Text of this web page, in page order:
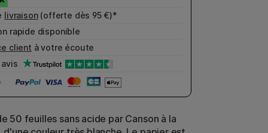
livraison(offerte dès 95 €)*
rapide disponible
client à votre écoute
50 feuilles sans acide par Canson à la